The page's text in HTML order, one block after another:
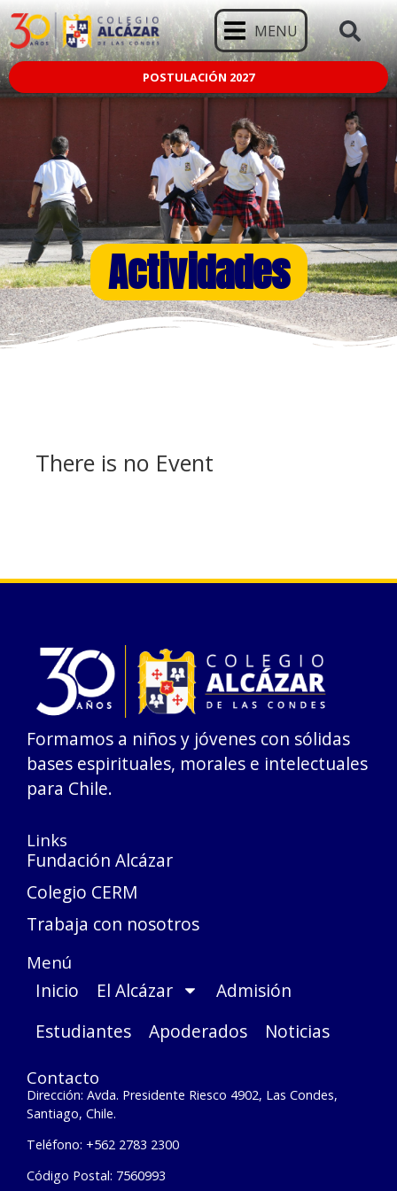
MENU
POSTULACIÓN 2027
Actividades
There is no Event
Formamos a niños y jóvenes con sólidas
bases espirituales, morales e intelectuales
para Chile.
Links
Fundación Alcázar
Colegio CERM
Trabaja con nosotros
Menú
Inicio El Alcázar
Admisión
Estudiantes
Apoderados Noticias
Contacto
Dirección: Avda. Presidente Riesco 4902, Las Condes,
Santiago, Chile.
Teléfono: +562 2783 2300
Código Postal: 7560993